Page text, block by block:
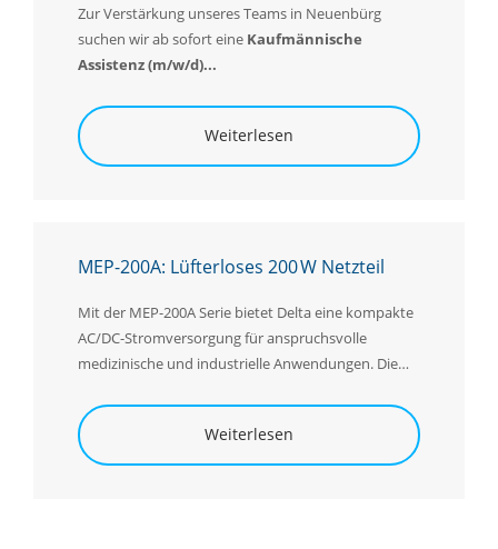
Zur Verstärkung unseres Teams in Neuenbürg
suchen wir ab sofort eine Kaufmännische
Assistenz (m/w/d)...
Weiterlesen
MEP-200A: Lüfterloses 200 W Netzteil
Mit der MEP-200A Serie bietet Delta eine kompakte
AC/DC-Stromversorgung für anspruchsvolle
medizinische und industrielle Anwendungen. Die
Frame-Variante erhältlich und liefert bis zu 200 W
Ausgangsleistung bei natürlicher
Konvektionskühlung. Verfügbar ist die
Weiterlesen